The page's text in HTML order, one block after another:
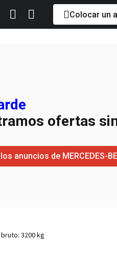
Colocar un
ofertas
anuncios de MERCEDES-
3200 kg